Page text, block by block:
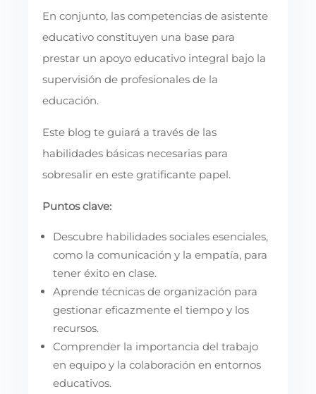
En conjunto, las competencias de asistente
educativo constituyen una base para
prestar un apoyo educativo integral bajo la
supervisión de profesionales de la
educación.
Este blog te guiará a través de las
habilidades básicas necesarias para
sobresalir en este gratificante papel.
Puntos clave:
Descubre habilidades sociales esenciales,
como la comunicación y la empatía, para
tener éxito en clase.
Aprende técnicas de organización para
gestionar eficazmente el tiempo y los
recursos.
Comprender la importancia del trabajo
en equipo y la colaboración en entornos
educativos.